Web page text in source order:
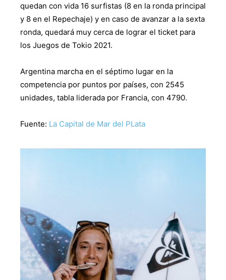
quedan con vida 16 surfistas (8 en la ronda principal
y 8 en el Repechaje) y en caso de avanzar a la sexta
ronda, quedará muy cerca de lograr el ticket para
los Juegos de Tokio 2021.
Argentina marcha en el séptimo lugar en la
competencia por puntos por países, con 2545
unidades, tabla liderada por Francia, con 4790.
Fuente: La Capital de Mar del PLata